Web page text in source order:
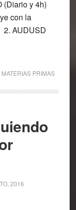
(Diario y 4h)
con la
2. AUDUSD
MATERIAS PRIMAS
2016